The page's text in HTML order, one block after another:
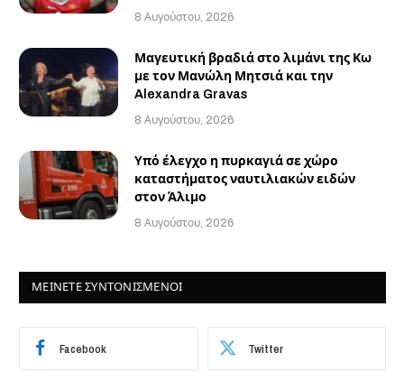
8 Αυγούστου, 2026
Μαγευτική βραδιά στο λιμάνι της Κω
με τον Μανώλη Μητσιά και την
Alexandra Gravas
8 Αυγούστου, 2026
Υπό έλεγχο η πυρκαγιά σε χώρο
καταστήματος ναυτιλιακών ειδών
στον Άλιμο
8 Αυγούστου, 2026
ΜΕΙΝΕΤΕ ΣΥΝΤΟΝΙΣΜΕΝΟΙ
Facebook Twitter